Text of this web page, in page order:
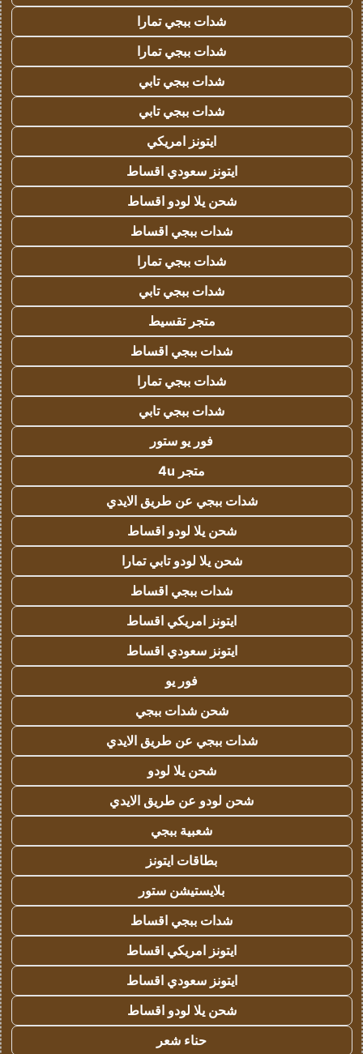
شدات ببجي تمارا
شدات ببجي تمارا
شدات ببجي تابي
شدات ببجي تابي
ايتونز امريكي
ايتونز سعودي اقساط
شحن يلا لودو اقساط
شدات ببجي اقساط
شدات ببجي تمارا
شدات ببجي تابي
متجر تقسيط
شدات ببجي اقساط
شدات ببجي تمارا
شدات ببجي تابي
فور يو ستور
متجر 4u
شدات ببجي عن طريق الايدي
شحن يلا لودو اقساط
شحن يلا لودو تابي تمارا
شدات ببجي اقساط
ايتونز امريكي اقساط
ايتونز سعودي اقساط
فور يو
شحن شدات ببجي
شدات ببجي عن طريق الايدي
شحن يلا لودو
شحن لودو عن طريق الايدي
شعبية ببجي
بطاقات ايتونز
بلايستيشن ستور
شدات ببجي اقساط
ايتونز امريكي اقساط
ايتونز سعودي اقساط
شحن يلا لودو اقساط
حناء شعر